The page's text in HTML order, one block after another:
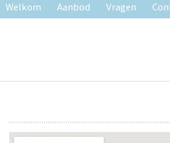
Welkom Aanbod Vragen